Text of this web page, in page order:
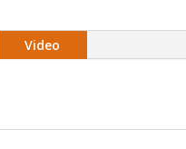
Video